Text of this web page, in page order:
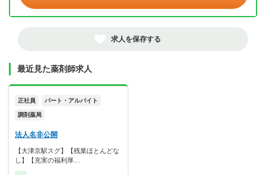
求人を保存する
最近見た薬剤師求人
正社員 パート・アルバイト
調剤薬局
法人名非公開
【大津京駅スグ】【残業ほとんどな
し】【充実の福利厚…